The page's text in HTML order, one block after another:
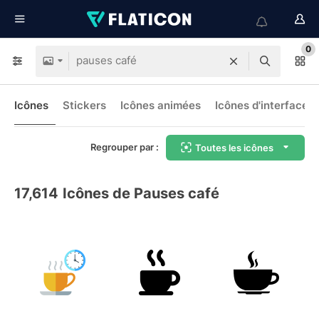
0
Icônes Stickers Icônes animées Icônes d'interface
Regrouper par : Toutes les icônes
17,614 Icônes de Pauses café